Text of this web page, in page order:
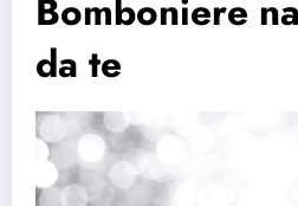
Bomboniere
da te